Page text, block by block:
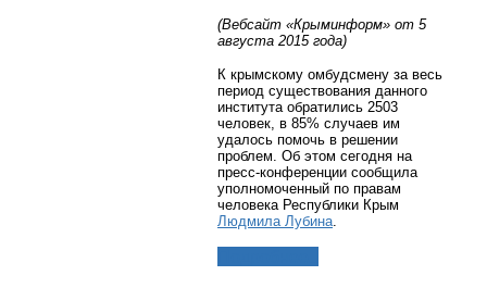
(Вебсайт «Крыминформ» от 5
августа 2015 года)
К крымскому омбудсмену за весь
период существования данного
института обратились 2503
человек, в 85% случаев им
удалось помочь в решении
проблем. Об этом сегодня на
пресс-конференции сообщила
уполномоченный по правам
человека Республики Крым
Людмила Лубина.